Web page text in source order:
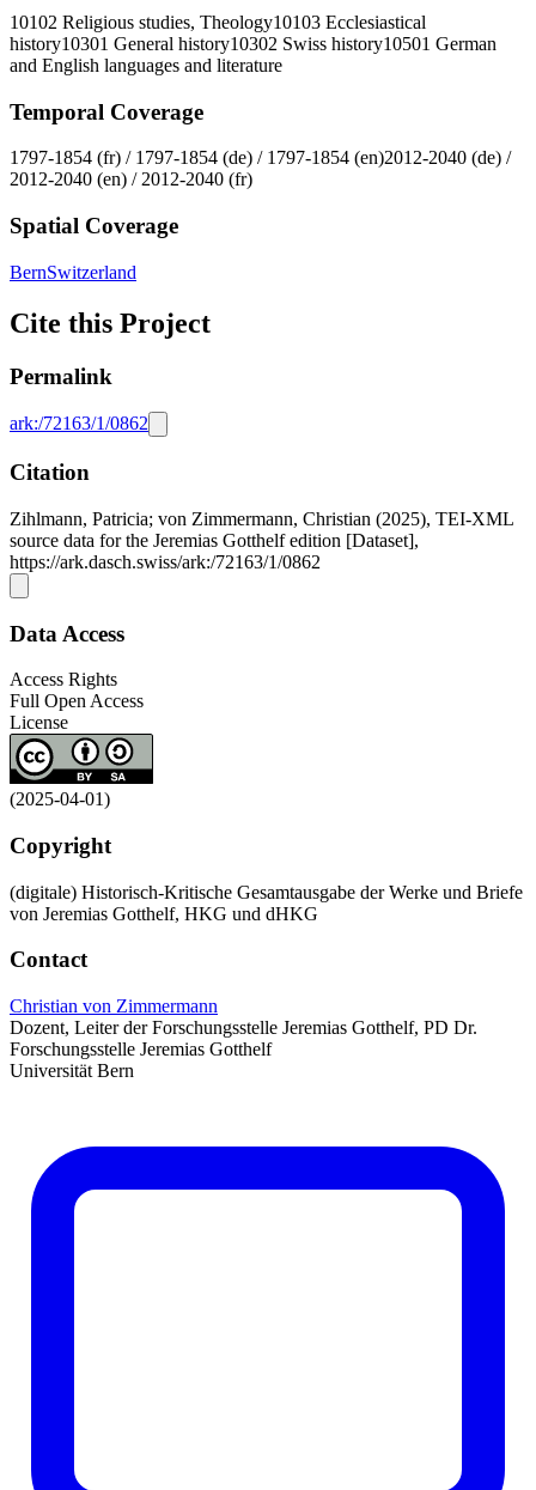
10102 Religious studies, Theology10103 Ecclesiastical
history10301 General history10302 Swiss history10501 German
and English languages and literature
Temporal Coverage
1797-1854 (fr) / 1797-1854 (de) / 1797-1854 (en)2012-2040 (de) /
2012-2040 (en) / 2012-2040 (fr)
Spatial Coverage
BernSwitzerland
Cite this Project
Permalink
ark:/72163/1/0862
Citation
Zihlmann, Patricia; von Zimmermann, Christian (2025), TEI-XML
source data for the Jeremias Gotthelf edition [Dataset],
https://ark.dasch.swiss/ark:/72163/1/0862
Data Access
Access Rights
Full Open Access
License
(2025-04-01)
Copyright
(digitale) Historisch-Kritische Gesamtausgabe der Werke und Briefe
von Jeremias Gotthelf, HKG und dHKG
Contact
Christian von Zimmermann
Dozent, Leiter der Forschungsstelle Jeremias Gotthelf, PD Dr.
Forschungsstelle Jeremias Gotthelf
Universität Bern